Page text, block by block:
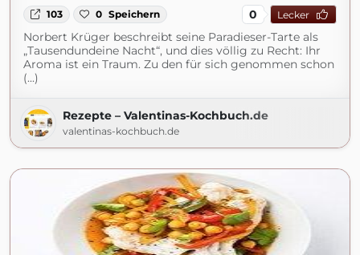
103 0 Speichern 0 Lecker
Norbert Krüger beschreibt seine Paradieser-Tarte als
„Tausendundeine Nacht“, und dies völlig zu Recht: Ihr
Aroma ist ein Traum. Zu den für sich genommen schon
(...)
Rezepte – Valentinas-Kochbuch.de
valentinas-kochbuch.de